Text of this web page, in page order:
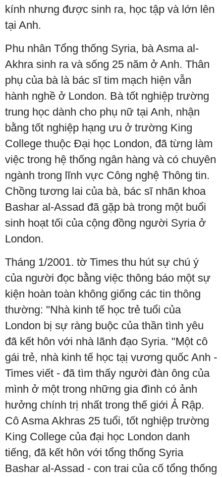
kính nhưng được sinh ra, học tập và lớn lên
tại Anh.
Phu nhân Tổng thống Syria, bà Asma al-
Akhra sinh ra và sống 25 năm ở Anh. Thân
phụ của bà là bác sĩ tim mạch hiện vẫn
hành nghề ở London. Bà tốt nghiệp trường
trung học dành cho phụ nữ tại Anh, nhận
bằng tốt nghiệp hạng ưu ở trường King
College thuộc Đại học London, đã từng làm
việc trong hệ thống ngân hàng và có chuyên
ngành trong lĩnh vực Công nghệ Thông tin.
Chồng tương lai của bà, bác sĩ nhãn khoa
Bashar al-Assad đã gặp bà trong một buổi
sinh hoạt tối của cộng đồng người Syria ở
London.
Tháng 1/2001. tờ Times thu hút sự chú ý
của người đọc bằng việc thông báo một sự
kiện hoàn toàn không giống các tin thông
thường: "Nhà kinh tế học trẻ tuổi của
London bị sự ràng buộc của thần tình yêu
đã kết hôn với nhà lãnh đạo Syria. "Một cô
gái trẻ, nhà kinh tế học tạị vương quốc Anh -
Times viết - đã tìm thấy người đàn ông của
mình ở một trong những gia đình có ảnh
hưởng chính trị nhất trong thế giới Ả Rập.
Cô Asma Akhras 25 tuổi, tốt nghiệp trường
King College của đại học London danh
tiếng, đã kết hôn với tổng thống Syria
Bashar al-Assad - con trai của cố tổng thống